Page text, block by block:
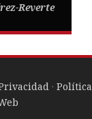
Reverte
· Política